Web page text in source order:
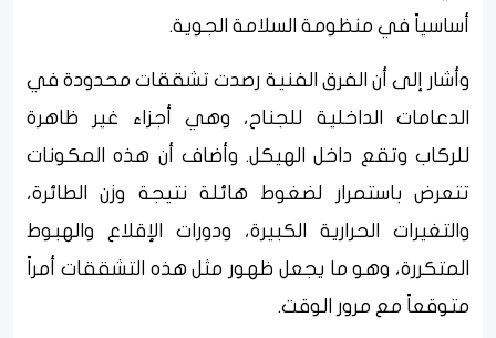
أساسياً في منظومة السلامة الجوية.
وأشار إلى أن الفرق الفنية رصدت تشققات محدودة في
الدعامات الداخلية للجناح، وهي أجزاء غير ظاهرة
للركاب وتقع داخل الهيكل. وأضاف أن هذه المكونات
تتعرض باستمرار لضغوط هائلة نتيجة وزن الطائرة،
والتغيرات الحرارية الكبيرة، ودورات الإقلاع والهبوط
المتكررة، وهو ما يجعل ظهور مثل هذه التشققات أمراً
متوقعاً مع مرور الوقت.